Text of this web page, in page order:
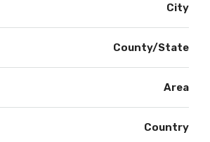
City
County/State
Area
Country